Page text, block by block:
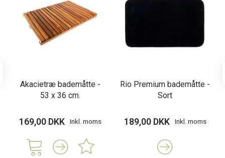
Akacietræ bademåtte -
53 x 36 cm.
169,00 DKK Inkl. moms
Rio Premium bademåtte -
Sort
189,00 DKK Inkl. moms